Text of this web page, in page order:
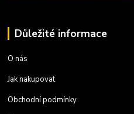
Důležité informace
O nás
Jak nakupovat
Obchodní podmínky